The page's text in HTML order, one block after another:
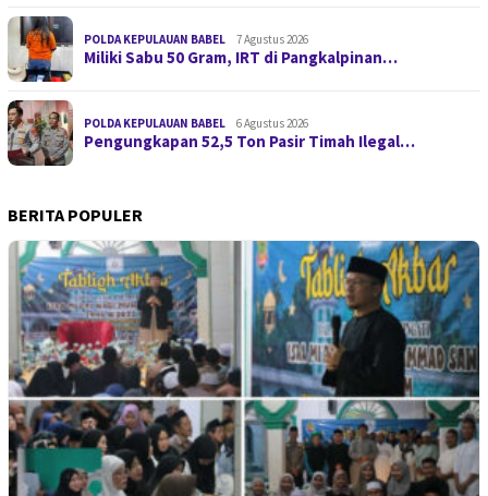
POLDA KEPULAUAN BABEL 7 Agustus 2026
Miliki Sabu 50 Gram, IRT di Pangkalpinan…
POLDA KEPULAUAN BABEL 6 Agustus 2026
Pengungkapan 52,5 Ton Pasir Timah Ilegal…
BERITA POPULER